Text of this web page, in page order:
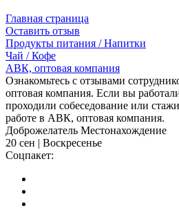
Главная страница
Оставить отзыв
Продукты питания / Напитки
Чай / Кофе
АВК, оптовая компания
Ознакомьтесь с отзывами
оптовая компания. Если вы
проходили собеседование или
работе в АВК, оптовая компания.
Доброжелатель Местонахождение
20 сен | Воскресенье
Соцпакет: